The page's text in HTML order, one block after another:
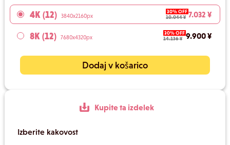
4K (12) 3840x2160px
30% OFF
10.044 ¥ 7.032 ¥
8K (12) 7680x4320px
30% OFF
14.136 ¥
9.900 ¥
Dodaj v košarico
Kupite ta izdelek
Izberite kakovost